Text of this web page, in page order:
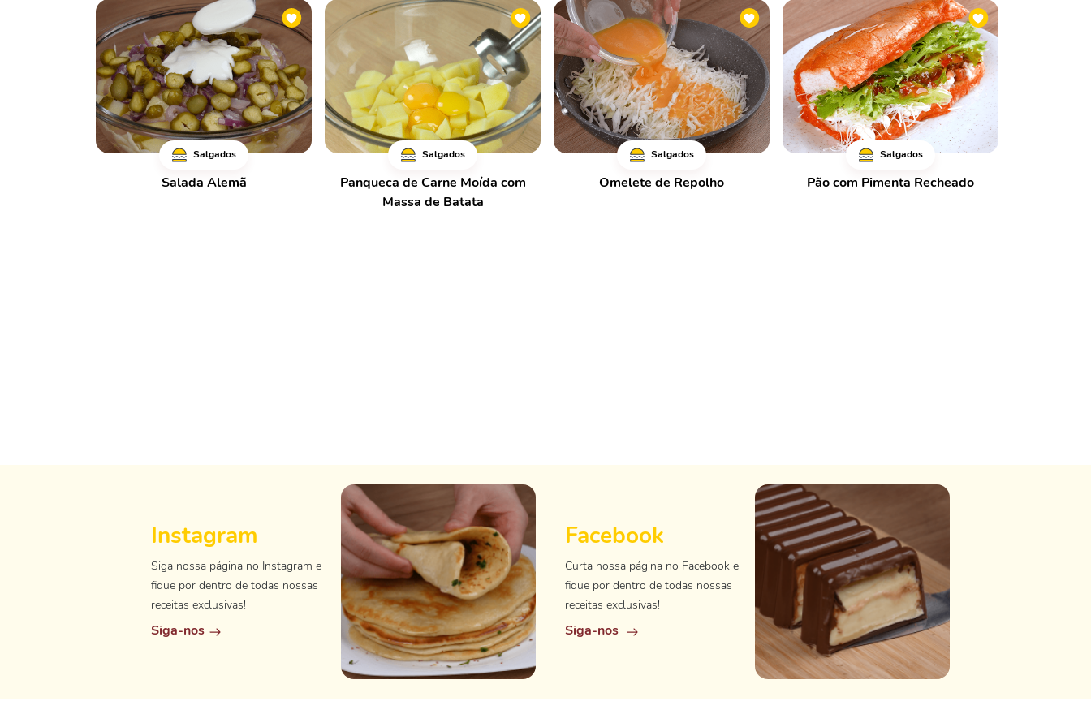
Salgados
Salada Alemã
Salgados
Panqueca de Carne Moída com
Massa de Batata
Salgados
Omelete de Repolho
Salgados
Pão com Pimenta Recheado
Instagram
Siga nossa página no Instagram e
fique por dentro de todas nossas
receitas exclusivas!
Siga-nos
Facebook
Curta nossa página no Facebook e
fique por dentro de todas nossas
receitas exclusivas!
Siga-nos